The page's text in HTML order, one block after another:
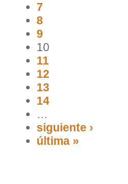
7
8
9
10
11
12
13
14
…
siguiente ›
última »